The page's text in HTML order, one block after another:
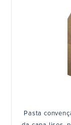
Pasta